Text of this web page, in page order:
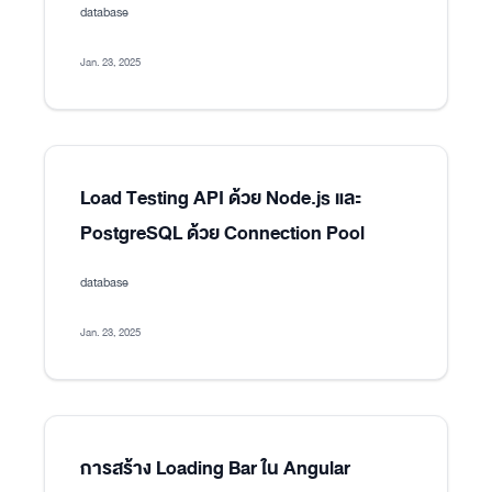
database
Jan. 23, 2025
Load Testing API ด้วย Node.js และ
PostgreSQL ด้วย Connection Pool
database
Jan. 23, 2025
การสร้าง Loading Bar ใน Angular